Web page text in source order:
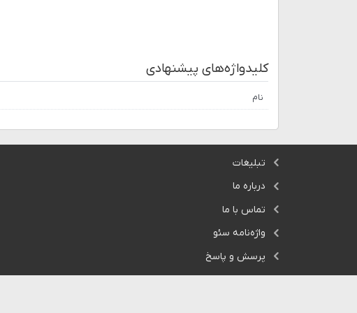
کلیدواژه‌های پیشنهادی
نام
تبلیغات
درباره ما
تماس با ما
واژه‌نامه سئو
پرسش و پاسخ